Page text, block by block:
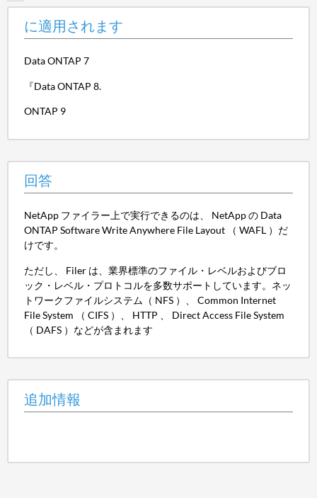
に適用されます
Data ONTAP 7
『Data ONTAP 8.
ONTAP 9
回答
NetApp ファイラー上で実行できるのは、 NetApp の Data
ONTAP Software Write Anywhere File Layout （ WAFL ）だ
けです。
ただし、 Filer は、業界標準のファイル・レベルおよびブロ
ック・レベル・プロトコルを多数サポートしています。ネッ
トワークファイルシステム（ NFS ）、 Common Internet
File System （ CIFS ）、 HTTP 、 Direct Access File System
（ DAFS ）などが含まれます
追加情報